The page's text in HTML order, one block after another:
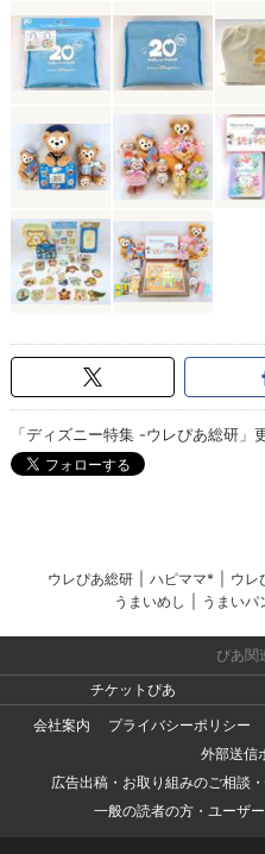
「ディズニー特集 -ウレぴあ総研」
ウレぴあ総研 ハピママ* ウレ
うまいめし
うまいパ
ぴあ関
チケットぴあ
会社案内
プライバシーポリシー
外部送信
広告出稿・お取り組みのご相談
一般の読者の方・ユーザ